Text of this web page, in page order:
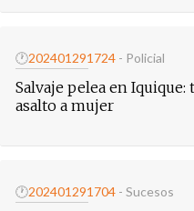
🕐202401291724 - Policial
Salvaje pelea en
asalto a mujer
🕐202401291704 - Sucesos